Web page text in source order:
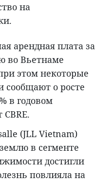
на
арендная плата за
во Вьетнаме
этом некоторые
о росте
в годовом
(JLL Vietnam)
в сегменте
достигли
повлияла на